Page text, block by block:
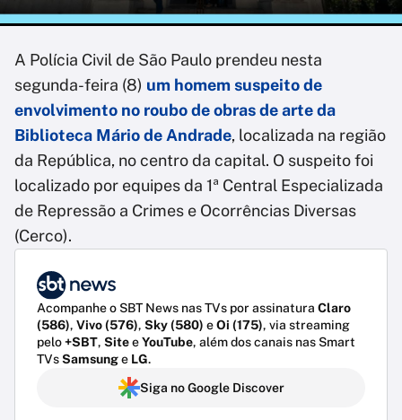
A Polícia Civil de São Paulo prendeu nesta
segunda-feira (8) um homem suspeito de
envolvimento no roubo de obras de arte da
Biblioteca Mário de Andrade, localizada na região
da República, no centro da capital. O suspeito foi
localizado por equipes da 1ª Central Especializada
de Repressão a Crimes e Ocorrências Diversas
(Cerco).
Acompanhe o SBT News nas TVs por assinatura Claro
(586), Vivo (576), Sky (580) eOi (175), via streaming
pelo+SBT, SiteeYouTube, além dos canais nas Smart
TVsSamsunge LG.
Siga no Google Discover